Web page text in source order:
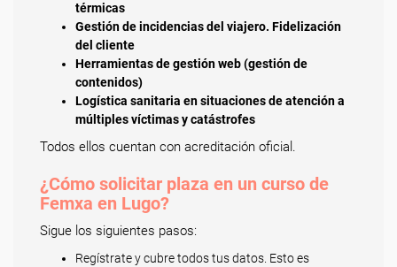
térmicas
Gestión de incidencias del viajero. Fidelización
del cliente
Herramientas de gestión web (gestión de
contenidos)
Logística sanitaria en situaciones de atención a
múltiples víctimas y catástrofes
Todos ellos cuentan con acreditación oficial.
¿Cómo solicitar plaza en un curso de
Femxa en Lugo?
Sigue los siguientes pasos:
Regístrate y cubre todos tus datos. Esto es